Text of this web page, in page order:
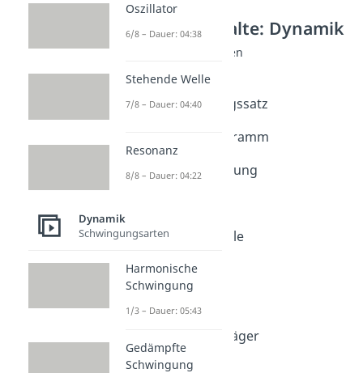
Weitere Inhalte: Dynamik
Energie: Grundlagen
Was ist Energie?
Dauer: 04:45
Energieerhaltungssatz
Energieflussdiagramm
Dauer: 04:23
Energieumwandlung
Perpetuum Mobile
Energiequellen
Dauer: 05:40
Energieträger
Dauer: 04:42
Fossile Energieträger
Dauer: 04:44
Oszillator
6/8 – Dauer: 04:38
Stehende Welle
7/8 – Dauer: 04:40
Resonanz
8/8 – Dauer: 04:22
Dynamik
Schwingungsarten
Harmonische
Schwingung
1/3 – Dauer: 05:43
Gedämpfte
Schwingung